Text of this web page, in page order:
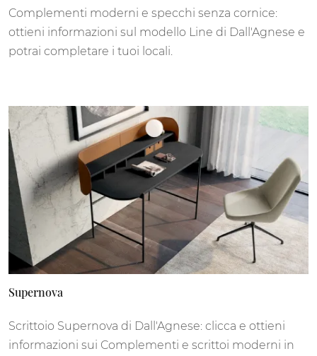
Complementi moderni e specchi senza cornice:
ottieni informazioni sul modello Line di Dall'Agnese e
potrai completare i tuoi locali.
Supernova
Scrittoio Supernova di Dall'Agnese: clicca e ottieni
informazioni sui Complementi e scrittoi moderni in